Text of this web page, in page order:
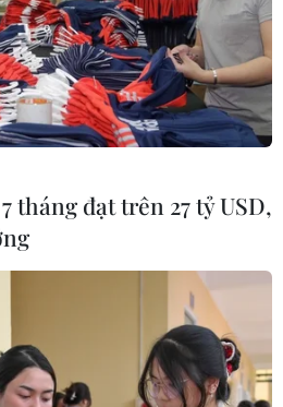
1.500 cơ sở khám, chữa bệnh
cả nước công bố triển khai
điện tử. Đến 30/9, các bệnh
vụ này.
tháng đạt trên 27 tỷ USD,